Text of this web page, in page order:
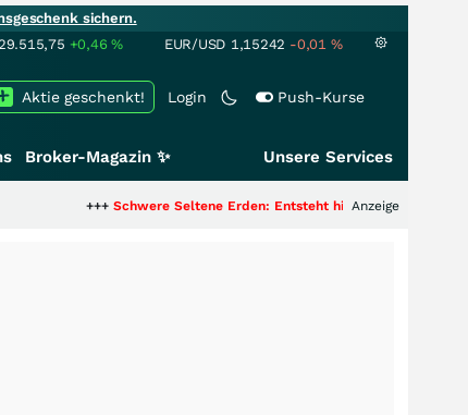
sichern.
29.515,75 +0,46% EUR/USD 1,15242 -0,01 %
Login Push-Kurse
Aktie geschenkt!
Broker-Magazin ✨ Unsere Services
Schwere Seltene Erden: Entsteht hier die nächsteAnzeige